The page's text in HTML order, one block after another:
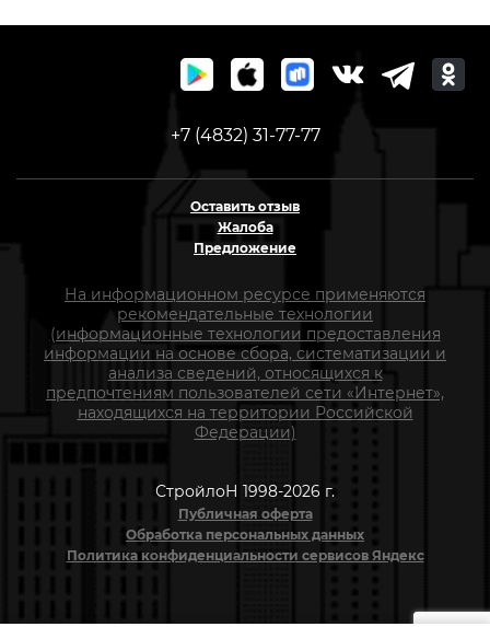
+7 (4832) 31-77-77
Оставить отзыв
Жалоба
Предложение
На информационном ресурсе применяются
рекомендательные технологии
(информационные технологии предоставления
информации на основе сбора, систематизации и
анализа сведений, относящихся к
предпочтениям пользователей сети «Интернет»,
находящихся на территории Российской
Федерации)
СтройлоН 1998-2026 г.
Публичная оферта
Обработка персональных данных
Политика конфиденциальности сервисов Яндекс